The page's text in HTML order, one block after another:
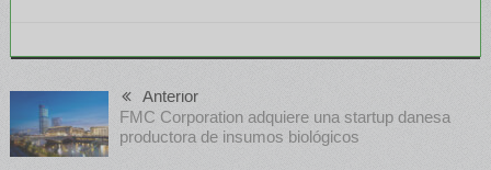
Anterior
FMC Corporation adquiere una startup danesa
productora de insumos biológicos